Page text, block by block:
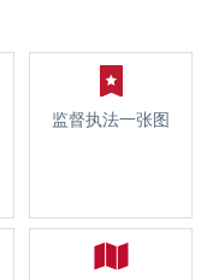
监督执法一张图